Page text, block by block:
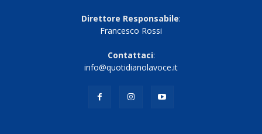
Direttore Responsabile:
Francesco Rossi
Contattaci:
info@quotidianolavoce.it